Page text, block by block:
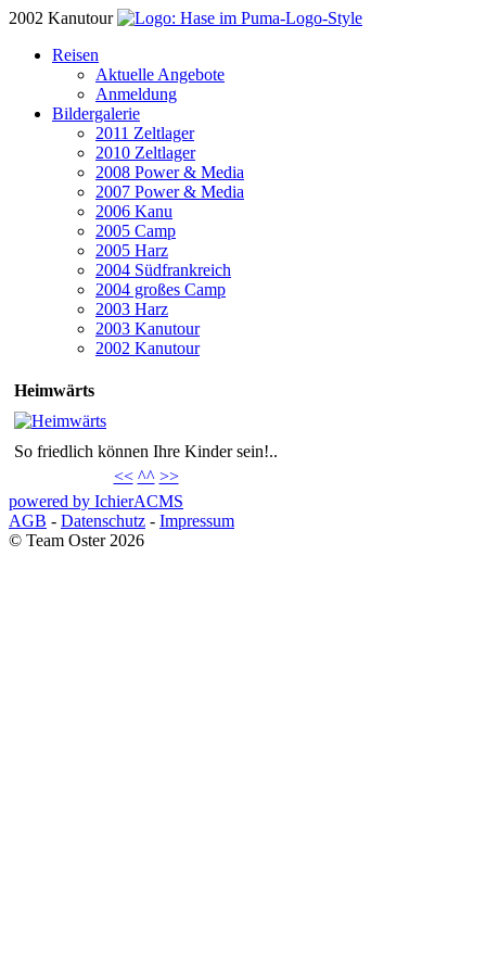
2002 Kanutour
Reisen
Aktuelle Angebote
Anmeldung
Bildergalerie
2011 Zeltlager
2010 Zeltlager
2008 Power & Media
2007 Power & Media
2006 Kanu
2005 Camp
2005 Harz
2004 Südfrankreich
2004 großes Camp
2003 Harz
2003 Kanutour
2002 Kanutour
Heimwärts
So friedlich können Ihre Kinder sein!..
<< ^^ >>
powered by IchierACMS
AGB - Datenschutz - Impressum
© Team Oster 2026